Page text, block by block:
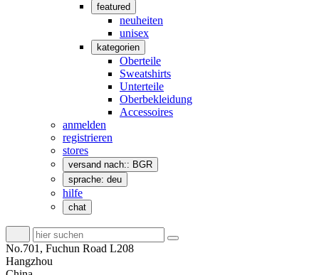
featured
neuheiten
unisex
kategorien
Oberteile
Sweatshirts
Unterteile
Oberbekleidung
Accessoires
anmelden
registrieren
stores
versand nach:: BGR
sprache: deu
hilfe
chat
No.701, Fuchun Road L208
Hangzhou